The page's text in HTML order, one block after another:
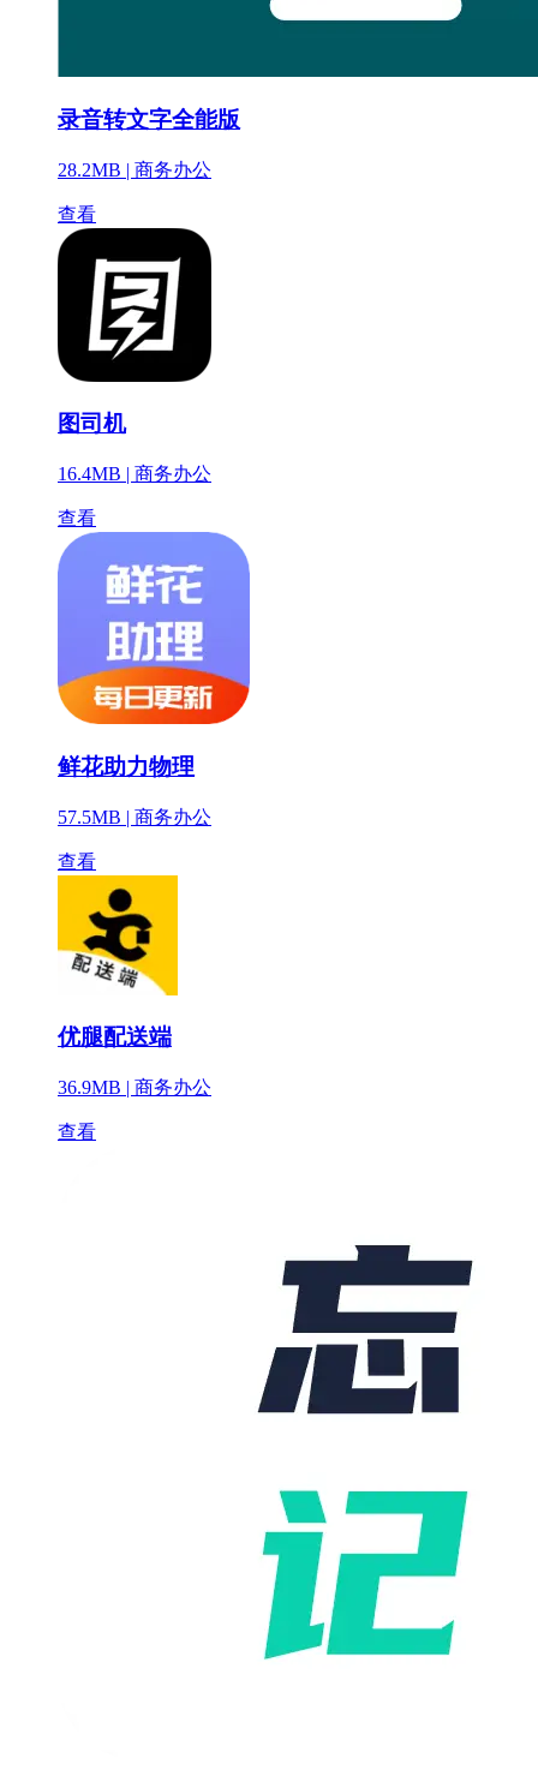
录音转文字全能版
28.2MB | 商务办公
查看
图司机
16.4MB | 商务办公
查看
鲜花助力物理
57.5MB | 商务办公
查看
优腿配送端
36.9MB | 商务办公
查看